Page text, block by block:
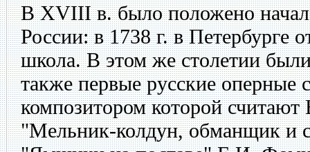
В XVIII в. было положено
России: в 1738 г. в Петербурге
школа. В этом же столетии
также первые русские оперные
композитором которой
"Мельник-колдун, обманщик и